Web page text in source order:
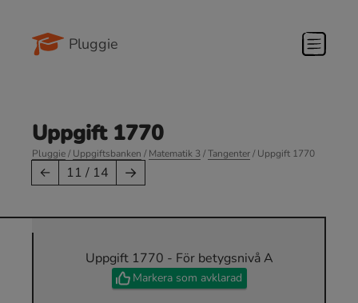
Pluggie
Uppgift 1770
Pluggie/Uppgiftsbanken /Matematik 3 /Tangenter/ Uppgift 1770
← 11 / 14 →
Uppgift 1770 - För betygsnivå A
Markera som avklarad